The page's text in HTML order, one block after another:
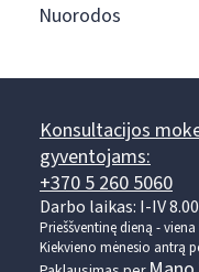
Nuorodos
Konsultacijos
gyventojams:
+370 5 260 5060
Darbo laikas: I-IV
Prieššventinę dieną -
Kiekvieno mėnesio antrą